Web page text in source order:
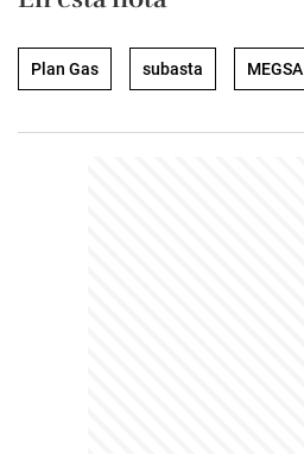
Plan Gas subasta MEGSA